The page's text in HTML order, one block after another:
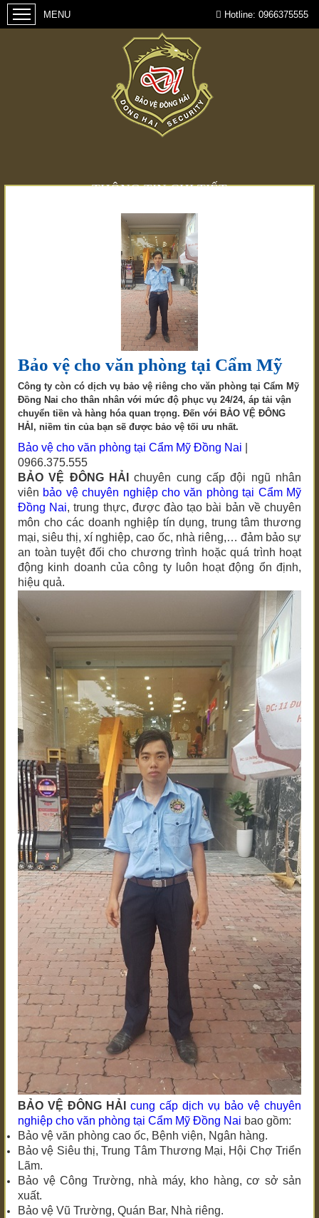
Hotline: 0966375555
THÔNG TIN CHI TIẾT
Bảo vệ cho văn phòng tại Cẩm Mỹ
Công ty còn có dịch vụ bảo vệ riêng cho văn phòng tại Cẩm Mỹ
Đồng Nai cho thân nhân với mức độ phục vụ 24/24, áp tải vận
chuyển tiền và hàng hóa quan trọng. Đến với BẢO VỆ ĐÔNG
HẢI, niềm tin của bạn sẽ được bảo vệ tối ưu nhất.
Bảo vệ cho văn phòng tại Cẩm Mỹ Đồng Nai
0966.375.555
BẢO VỆ ĐÔNG HẢI
chuyên cung cấp đội ngũ nhân
viên bảo vệ chuyên nghiệpcho văn phòng tại Cẩm Mỹ
Đồng Nai, trung thực, được đào tạo bài bản về chuyên
môn cho các doanh nghiệp tín dụng, trung tâm thương
mại, siêu thị, xí nghiệp, cao ốc, nhà riêng,… đảm bảo sự
an toàn tuyệt đối cho chương trình hoặc quá trình hoạt
động kinh doanh của công ty luôn hoạt động ổn định,
hiệu quả.
BẢO VỆ ĐÔNG HẢI
cung cấp dịch vụ bảo vệ chuyên
nghiệp cho văn phòng tại Cẩm Mỹ Đồng Nai bao gồm:
Bảo vệ văn phòng cao ốc, Bệnh viện, Ngân hàng.
Bảo vệ Siêu thị, Trung Tâm Thương Mại, Hội Chợ Triển
Lãm.
Bảo vệ Công Trường, nhà máy, kho hàng, cơ sở sản
xuất.
Bảo vệ Vũ Trường, Quán Bar, Nhà riêng.